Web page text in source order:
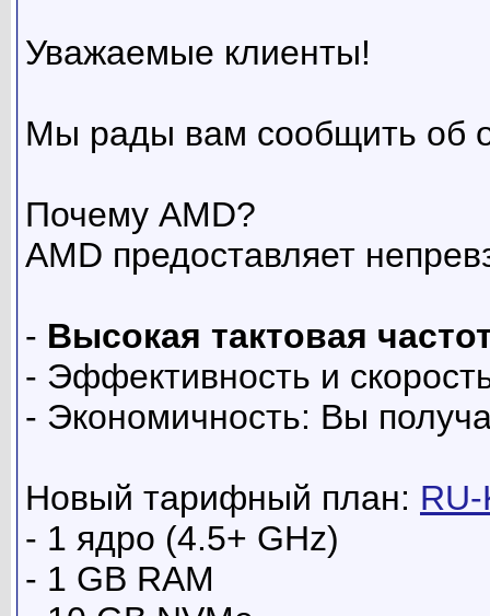
Уважаемые клиенты!
Мы рады вам сообщить об
Почему AMD?
AMD предоставляет
- Высокая тактовая
- Эффективность и
- Экономичность: Вы
Новый тарифный план:
- 1 ядро (4.5+ GHz)
- 1 GB RAM